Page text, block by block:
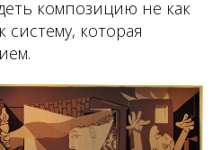
композицию не как
систему, которая